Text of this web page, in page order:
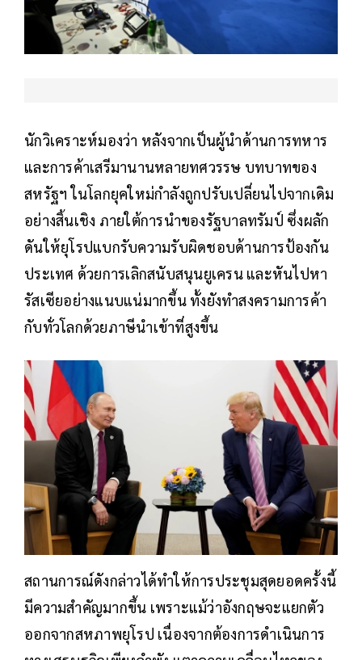
นักวิเคราะห์มองว่า หลังจากเป็นผู้นำด้านการทหาร
และการค้าเสรีมานานหลายทศวรรษ บทบาทของ
สหรัฐฯ ในโลกยุคใหม่กำลังถูกปรับเปลี่ยนไปจากเดิม
อย่างสิ้นเชิง ภายใต้การนำของรัฐบาลทรัมป์ ซึ่งผลัก
ดันให้ยุโรปแบกรับความรับผิดชอบด้านการป้องกัน
ประเทศ ด้วยการเลิกสนับสนุนยูเครน และหันไปหา
รัสเซียอย่างแนบแน่มากขึ้น ทั้งยังทำสงครามการค้า
กับทั่วโลกด้วยภาษีนำเข้าที่สูงขึ้น
สถานการณ์ดังกล่าวได้ทำให้การประชุมสุดยอดครั้งนี้
มีความสำคัญมากขึ้น เพราะแม้ว่าอังกฤษจะแยกตัว
ออกจากสหภาพยุโรป เนื่องจากต้องการดำเนินการ